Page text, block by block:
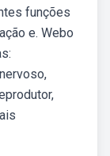
funções
e. Webo